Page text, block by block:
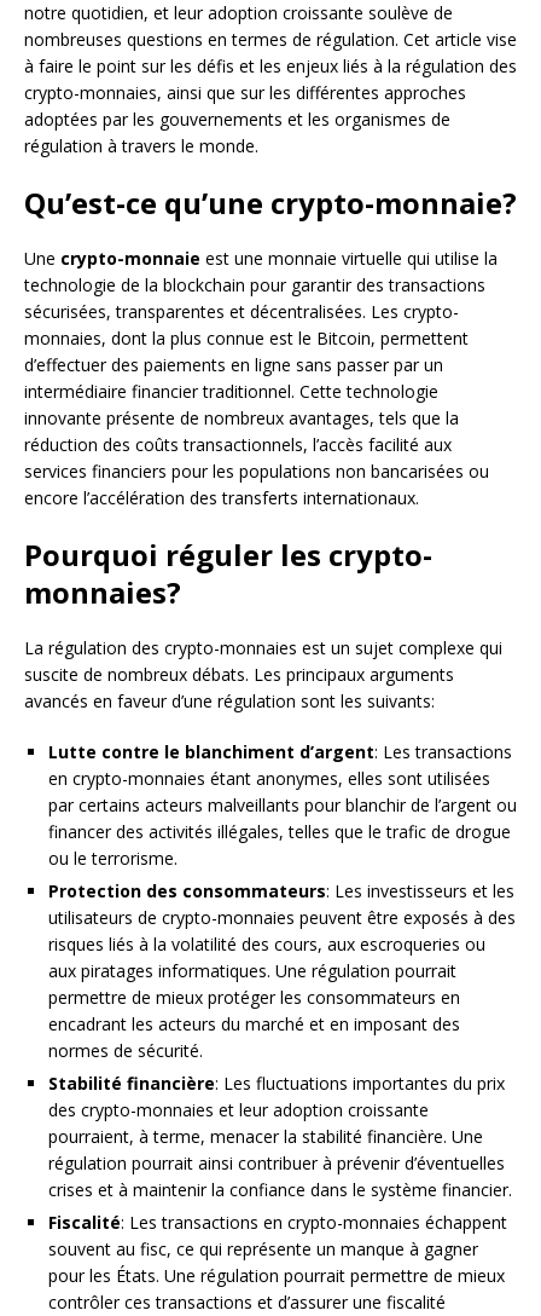
notre quotidien, et leur adoption croissante soulève de
nombreuses questions en termes de régulation. Cet article vise
à faire le point sur les défis et les enjeux liés à la régulation des
crypto-monnaies, ainsi que sur les différentes approches
adoptées par les gouvernements et les organismes de
régulation à travers le monde.
Qu’est-ce qu’une crypto-monnaie?
Une crypto-monnaie est une monnaie virtuelle qui utilise la
technologie de la blockchain pour garantir des transactions
sécurisées, transparentes et décentralisées. Les crypto-
monnaies, dont la plus connue est le Bitcoin, permettent
d’effectuer des paiements en ligne sans passer par un
intermédiaire financier traditionnel. Cette technologie
innovante présente de nombreux avantages, tels que la
réduction des coûts transactionnels, l’accès facilité aux
services financiers pour les populations non bancarisées ou
encore l’accélération des transferts internationaux.
Pourquoi réguler les crypto-
monnaies?
La régulation des crypto-monnaies est un sujet complexe qui
suscite de nombreux débats. Les principaux arguments
avancés en faveur d’une régulation sont les suivants:
Lutte contre le blanchiment d’argent: Les transactions
en crypto-monnaies étant anonymes, elles sont utilisées
par certains acteurs malveillants pour blanchir de l’argent ou
financer des activités illégales, telles que le trafic de drogue
ou le terrorisme.
Protection des consommateurs: Les investisseurs et les
utilisateurs de crypto-monnaies peuvent être exposés à des
risques liés à la volatilité des cours, aux escroqueries ou
aux piratages informatiques. Une régulation pourrait
permettre de mieux protéger les consommateurs en
encadrant les acteurs du marché et en imposant des
normes de sécurité.
Stabilité financière: Les fluctuations importantes du prix
des crypto-monnaies et leur adoption croissante
pourraient, à terme, menacer la stabilité financière. Une
régulation pourrait ainsi contribuer à prévenir d’éventuelles
crises et à maintenir la confiance dans le système financier.
Fiscalité: Les transactions en crypto-monnaies échappent
souvent au fisc, ce qui représente un manque à gagner
pour les États. Une régulation pourrait permettre de mieux
contrôler ces transactions et d’assurer une fiscalité